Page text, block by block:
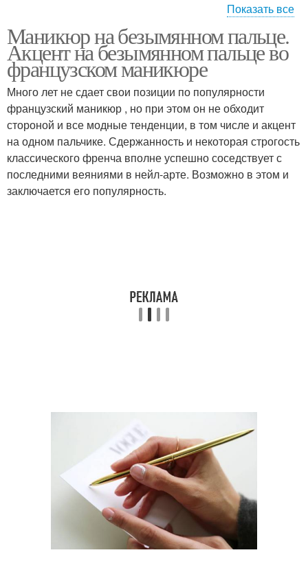
Маникюр с блестками Маникюр с акцентом
Незаметный маникюр Идеи для маникюра
лунный маникюр
Показать все
Маникюр на безымянном пальце.
Акцент на безымянном пальце во
французском маникюре
Много лет не сдает свои позиции по популярности
французский маникюр , но при этом он не обходит
стороной и все модные тенденции, в том числе и акцент
на одном пальчике. Сдержанность и некоторая строгость
классического френча вполне успешно соседствует с
последними веяниями в нейл-арте. Возможно в этом и
заключается его популярность.